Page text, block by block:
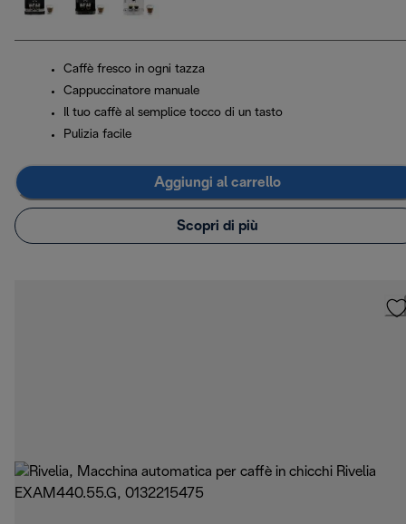
Caffè fresco in ogni tazza
Cappuccinatore manuale
Il tuo caffè al semplice tocco di un tasto
Pulizia facile
Aggiungi al carrello
Scopri di più